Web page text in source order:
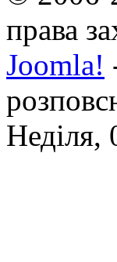
права
Joomla!
Неділя,